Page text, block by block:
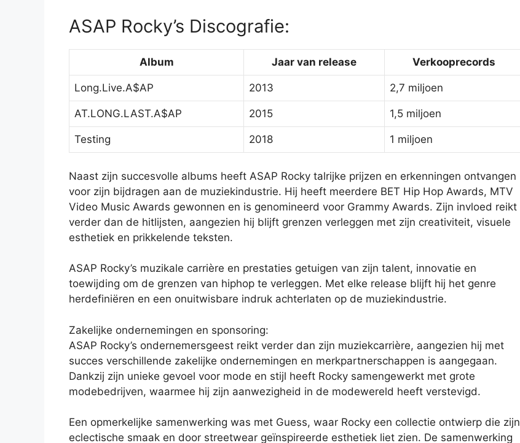
ASAP Rocky’s Discografie:
Album Jaar van release Verkooprecords
Long.Live.A$AP 2013 2,7 miljoen
AT.LONG.LAST.A$AP 2015 1,5 miljoen
Testing 2018 1 miljoen
Naast zijn succesvolle albums heeft ASAP Rocky talrijke prijzen en erkenningen ontvangen
voor zijn bijdragen aan de muziekindustrie. Hij heeft meerdere BET Hip Hop Awards, MTV
Video Music Awards gewonnen en is genomineerd voor Grammy Awards. Zijn invloed reikt
verder dan de hitlijsten, aangezien hij blijft grenzen verleggen met zijn creativiteit, visuele
esthetiek en prikkelende teksten.
ASAP Rocky’s muzikale carrière en prestaties getuigen van zijn talent, innovatie en
toewijding om de grenzen van hiphop te verleggen. Met elke release blijft hij het genre
herdefiniëren en een onuitwisbare indruk achterlaten op de muziekindustrie.
Zakelijke ondernemingen en sponsoring:
ASAP Rocky’s ondernemersgeest reikt verder dan zijn muziekcarrière, aangezien hij met
succes verschillende zakelijke ondernemingen en merkpartnerschappen is aangegaan.
Dankzij zijn unieke gevoel voor mode en stijl heeft Rocky samengewerkt met grote
modebedrijven, waarmee hij zijn aanwezigheid in de modewereld heeft verstevigd.
Een opmerkelijke samenwerking was met Guess, waar Rocky een collectie ontwierp die zijn
eclectische smaak en door streetwear geïnspireerde esthetiek liet zien. De samenwerking